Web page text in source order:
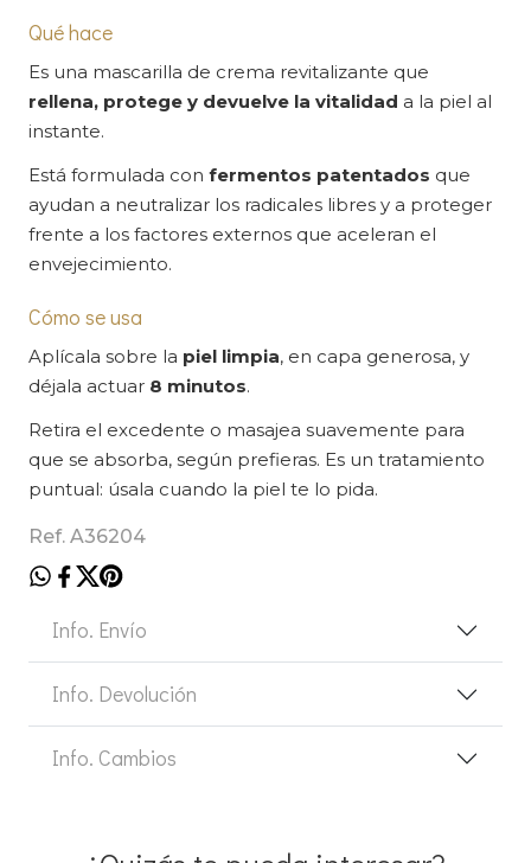
Qué hace
Es una mascarilla de crema revitalizante que
rellena, protege y devuelve la vitalidad a la piel al
instante.
Está formulada con fermentos patentados que
ayudan a neutralizar los radicales libres y a proteger
frente a los factores externos que aceleran el
envejecimiento.
Cómo se usa
Aplícala sobre la piel limpia, en capa generosa, y
déjala actuar 8 minutos.
Retira el excedente o masajea suavemente para
que se absorba, según prefieras. Es un tratamiento
puntual: úsala cuando la piel te lo pida.
Ref. A36204
Info. Envío
Info. Devolución
Info. Cambios